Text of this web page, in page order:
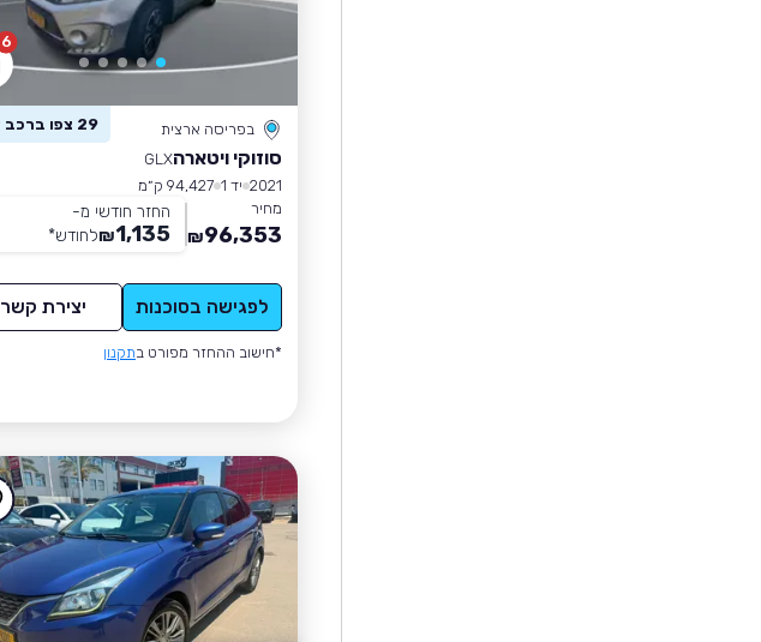
6
בפריסה ארצית 29 צפו ברכב זה
סוזוקי ויטארהGLX
2021 יד 1
94,427 ק״מ
מחיר
96,353
₪
החזר חודשי מ-
1,135
₪לחודש*
לפגישה בסוכנות יצירת קשר
*חישוב ההחזר מפורט בתקנון